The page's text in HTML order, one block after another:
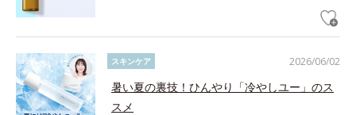
2026/06/02
スキンケア
暑い夏の裏技！ひんやり「冷やしユー」のス
スメ